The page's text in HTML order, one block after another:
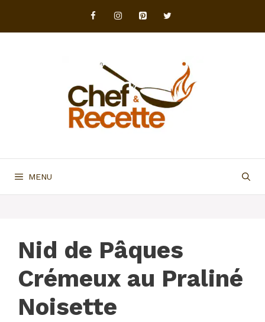
contenu
MENU
Nid de Pâques
Crémeux au Praliné
Noisette